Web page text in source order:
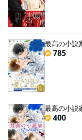
最高の小
785
最高の小
400